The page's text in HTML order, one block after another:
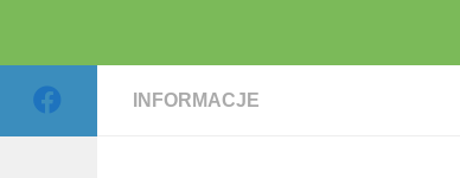
INFORMACJE